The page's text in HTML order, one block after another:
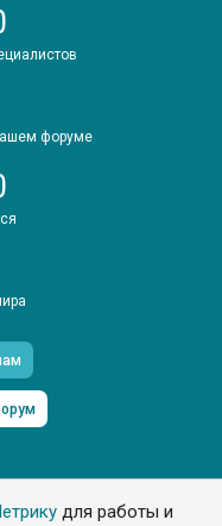
для работы и
форуме
защищены